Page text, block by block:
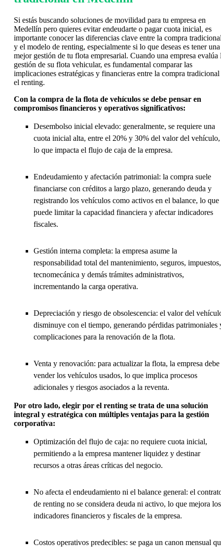
Si estás buscando soluciones de movilidad para tu empresa en
Medellín pero quieres evitar endeudarte o pagar cuota inicial, es
importante conocer las diferencias clave entre la compra
y el modelo de renting, especialmente si lo que deseas es tener una
mejor gestión de tu flota empresarial. Cuando una empresa evalúa
gestión de su flota vehicular, es fundamental comparar las
implicaciones estratégicas y financieras entre la compra
el renting.
Con la compra de la flota de vehículos se debe pensar en
compromisos financieros y operativos significativos:
Desembolso inicial elevado: generalmente, se requiere una
cuota inicial alta, entre el 20% y 30% del valor del vehículo,
lo que impacta el flujo de caja de la empresa.
Endeudamiento y afectación patrimonial: la compra suele
financiarse con créditos a largo plazo, generando deuda y
registrando los vehículos como activos en el balance, lo que
puede limitar la capacidad financiera y afectar indicadores
fiscales.
Gestión interna completa: la empresa asume la
responsabilidad total del mantenimiento, seguros, impuestos,
tecnomecánica y demás trámites administrativos,
incrementando la carga operativa.
Depreciación y riesgo de obsolescencia: el valor del
disminuye con el tiempo, generando pérdidas patrimoniales
complicaciones para la renovación de la flota.
Venta y renovación: para actualizar la flota, la empresa debe
vender los vehículos usados, lo que implica procesos
adicionales y riesgos asociados a la reventa.
Por otro lado, elegir por el renting se trata de una solución
integral y estratégica con múltiples ventajas para la gestión
corporativa:
Optimización del flujo de caja: no requiere cuota inicial,
permitiendo a la empresa mantener liquidez y destinar
recursos a otras áreas críticas del negocio.
No afecta el endeudamiento ni el balance general: el
de renting no se considera deuda ni activo, lo que mejora los
indicadores financieros y fiscales de la empresa.
Costos operativos predecibles: se paga un canon mensual